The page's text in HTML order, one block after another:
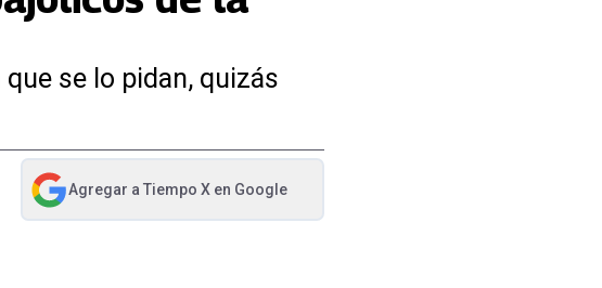
se lo pidan, quizás
Agregar a Tiempo Xen Google
abre en nueva pestaña